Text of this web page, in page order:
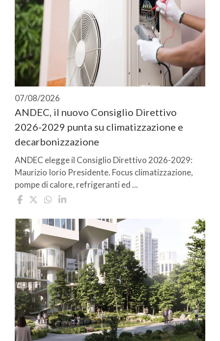
07/08/2026
ANDEC, il nuovo Consiglio Direttivo
2026-2029 punta su climatizzazione e
decarbonizzazione
ANDEC elegge il Consiglio Direttivo 2026-2029:
Maurizio Iorio Presidente. Focus climatizzazione,
pompe di calore, refrigeranti ed ...